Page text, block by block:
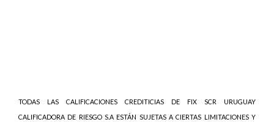
TODAS LAS CALIFICACIONES CREDITICIAS DE FIX SCR URUGUAY
CALIFICADORA DE RIESGO S.A ESTÁN SUJETAS A CIERTAS LIMITACIONES Y